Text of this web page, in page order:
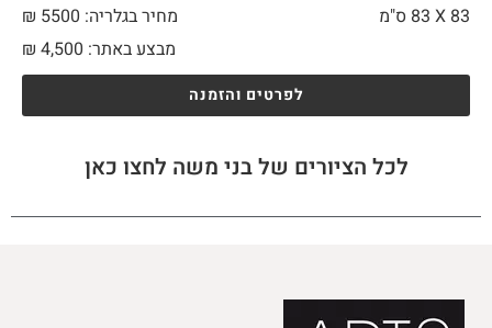
83 X
מחיר בגלריה: 5500 ₪
מבצע באתר:
₪ 4,500
לפרטים והזמנה
לכל הציורים של בני משה לחצו כאן